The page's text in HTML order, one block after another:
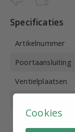
Specificaties
Artikelnummer
Poortaansluiting
Ventielplaatsen
Medium
Cookies